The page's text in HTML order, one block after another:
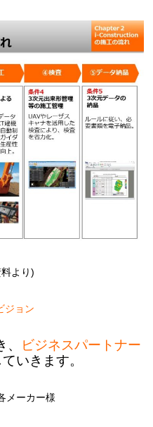
より)
ジョン
ビジネスパートナー
いきます。
ーカー様